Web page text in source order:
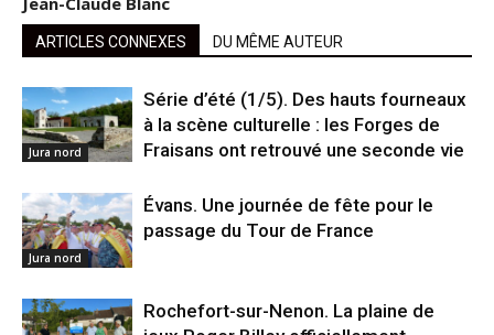
ARTICLES CONNEXES DU MÊME AUTEUR
Jura nord
Série d’été (1/5). Des hauts fourneaux
à la scène culturelle : les Forges de
Fraisans ont retrouvé une seconde vie
Jura nord
Évans. Une journée de fête pour le
passage du Tour de France
Rochefort-sur-Nenon. La plaine de